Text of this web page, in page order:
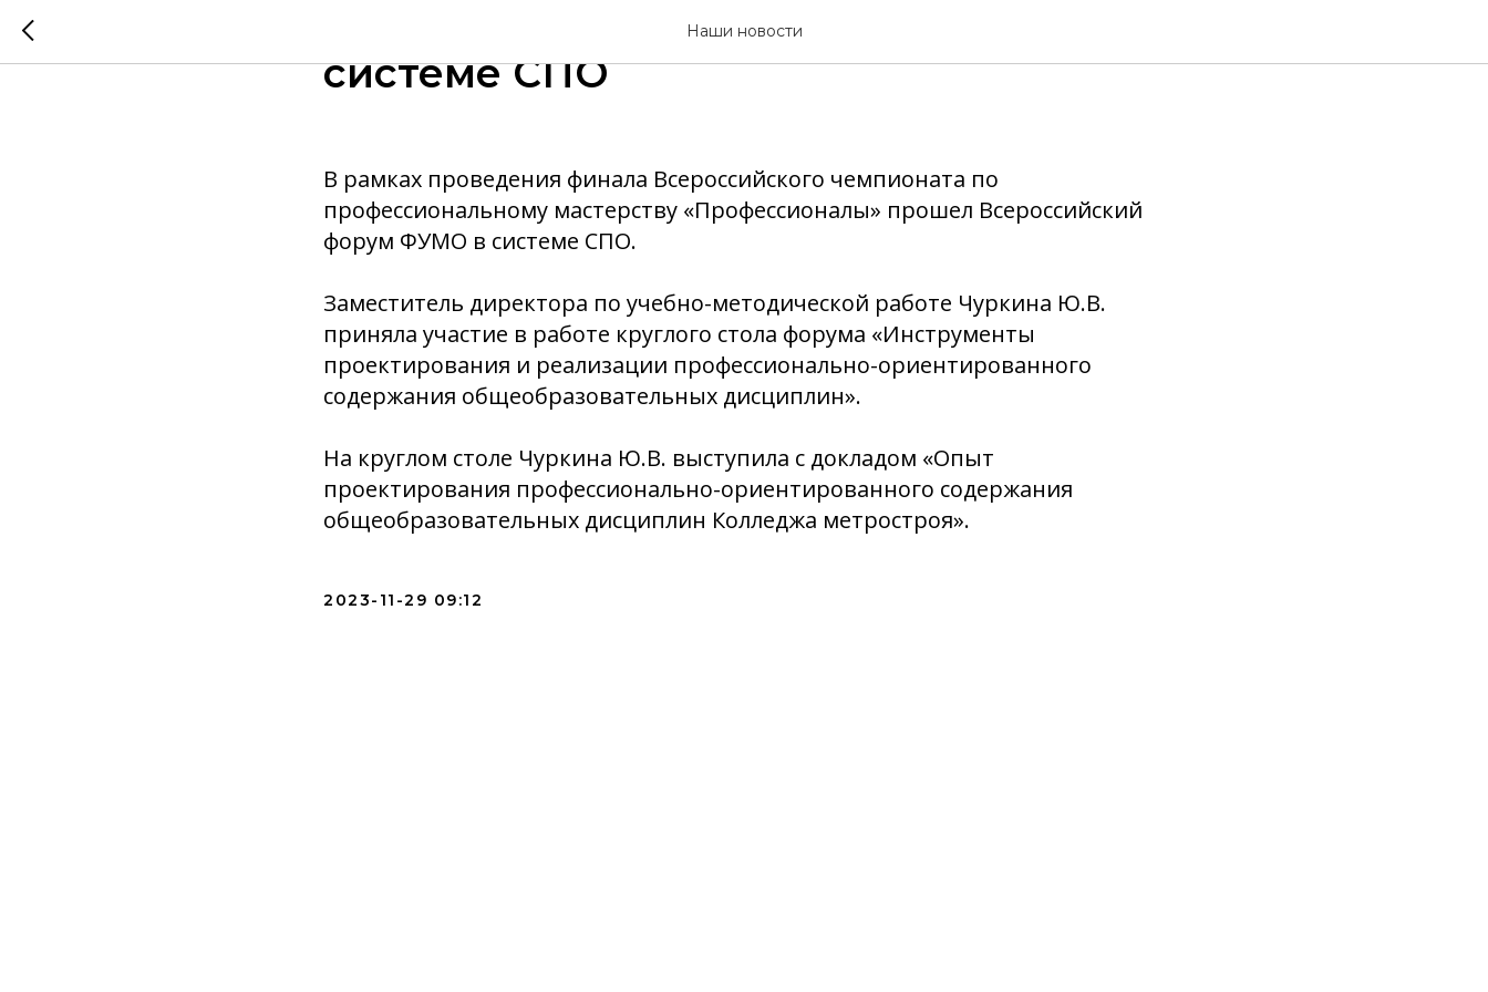
Наши новости
Всероссийский форум ФУМО в
системе СПО
В рамках проведения финала Всероссийского чемпионата по
профессиональному мастерству «Профессионалы» прошел Всероссийский
форум ФУМО в системе СПО.
Заместитель директора по учебно-методической работе Чуркина Ю.В.
приняла участие в работе круглого стола форума «Инструменты
проектирования и реализации профессионально-ориентированного
содержания общеобразовательных дисциплин».
На круглом столе Чуркина Ю.В. выступила с докладом «Опыт
проектирования профессионально-ориентированного содержания
общеобразовательных дисциплин Колледжа метростроя».
2023-11-29 09:12